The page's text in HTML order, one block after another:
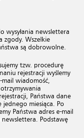
wysyłania newslettera
zgody. Wszelkie
są dobrowolne.
tzw. procedurę
rejestracji wyślemy
wiadomość,
Państwa dane
jednego miesiąca. Po
Państwa adres e-mail
newslettera. Podstawę